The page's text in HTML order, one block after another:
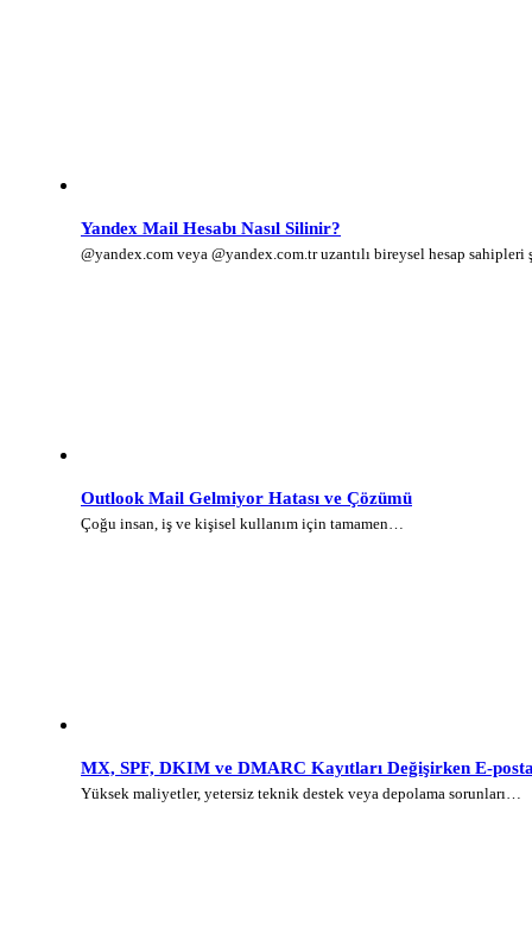
Yandex Mail Hesabı Nasıl Silinir?
@yandex.com veya @yandex.com.tr uzantılı bireysel hesap
Outlook Mail Gelmiyor Hatası ve Çözümü
Çoğu insan, iş ve kişisel kullanım için tamamen…
MX, SPF, DKIM ve DMARC Kayıtları Değişirken E-
Yüksek maliyetler, yetersiz teknik destek veya depolama sorunları…